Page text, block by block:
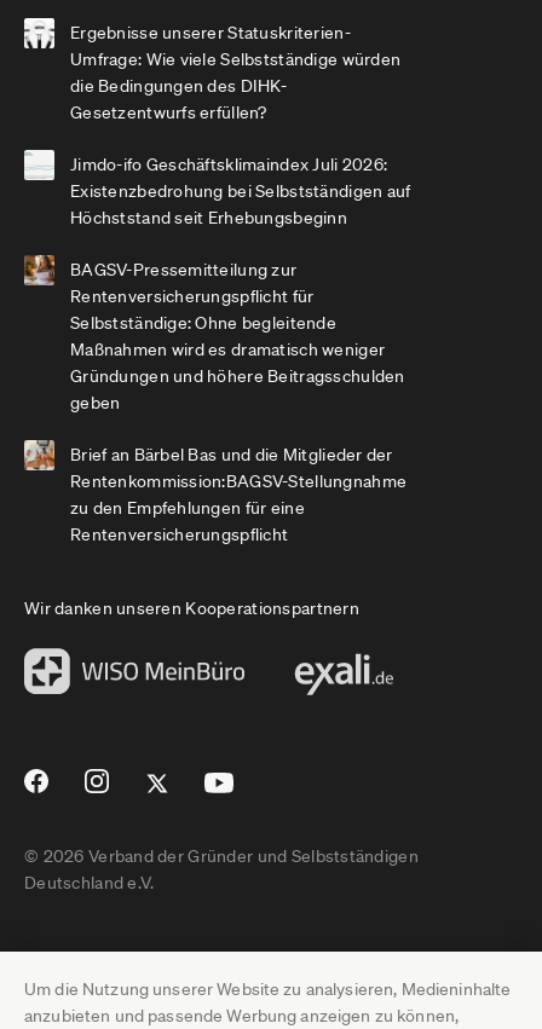
Um die Nutzung unserer Website zu analysieren, Medieninhalte
anzubieten und passende Werbung anzeigen zu können,
Ergebnisse unserer Statuskriterien-
Umfrage: Wie viele Selbstständige würden
die Bedingungen des DIHK-
Gesetzentwurfs erfüllen?
Jimdo-ifo Geschäftsklimaindex Juli 2026:
Existenzbedrohung bei Selbstständigen auf
Höchststand seit Erhebungsbeginn
BAGSV-Pressemitteilung zur
Rentenversicherungspflicht für
Selbstständige: Ohne begleitende
Maßnahmen wird es dramatisch weniger
Gründungen und höhere Beitragsschulden
geben
Brief an Bärbel Bas und die Mitglieder der
Rentenkommission:BAGSV-Stellungnahme
zu den Empfehlungen für eine
Rentenversicherungspflicht
Wir danken unseren Kooperationspartnern
© 2026 Verband der Gründer und Selbstständigen
Deutschland e.V.
Impressum
Datenschutz